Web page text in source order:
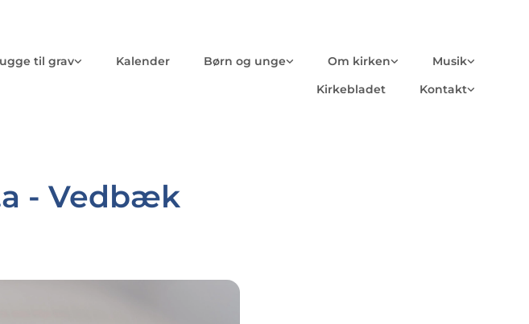
til grav Kalender Børn og unge Om kirken
Musik
Kirkebladet
Kontakt
- Vedbæk